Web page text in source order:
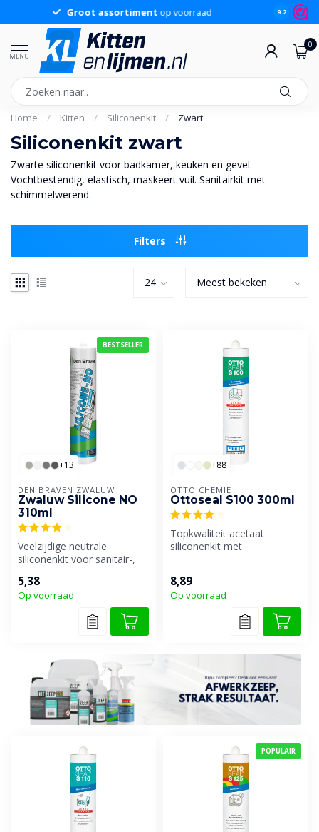
Groot assortimentop voorraad 9.2
MENU
0
Home / Kitten / Siliconenkit / Zwart
Siliconenkit zwart
Zwarte siliconenkit voor badkamer, keuken en gevel.
Vochtbestendig, elastisch, maskeert vuil. Sanitairkit met
schimmelwerend.
Filters
BESTSELLER
+13
DEN BRAVEN ZWALUW
Zwaluw Silicone NO
310ml
Veelzijdige neutrale
siliconenkit voor sanitair-,
5,38
Op voorraad
+88
OTTO CHEMIE
Ottoseal S100 300ml
Topkwaliteit acetaat
siliconenkit met
In...
8,89
Op voorraad
POPULAIR